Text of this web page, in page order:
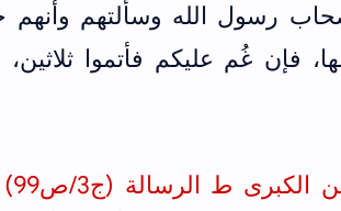
رسول الله وسألتهم وأنهم
فإن غُم عليكم فأتموا
ط الرسالة (ج3/ص99)